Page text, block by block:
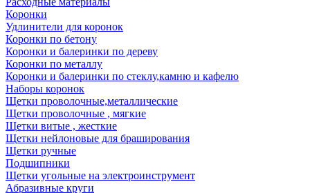
Коронки
Удлинители для коронок
Коронки по бетону
Коронки и балеринки по дереву
Коронки по металлу
Коронки и балеринки по стеклу,камню и кафелю
Наборы коронок
Щетки проволочные,металлические
Щетки проволочные , мягкие
Щетки витые , жесткие
Щетки нейлоновые для браширования
Щетки ручные
Подшипники
Щетки угольные на электроинструмент
Абразивные круги